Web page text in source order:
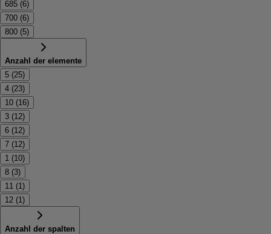
685 (6)
700 (6)
800 (5)
Anzahl der elemente
5 (25)
4 (23)
10 (16)
3 (12)
6 (12)
7 (12)
1 (10)
8 (3)
11 (1 )
12 (1 )
Anzahl der spalten